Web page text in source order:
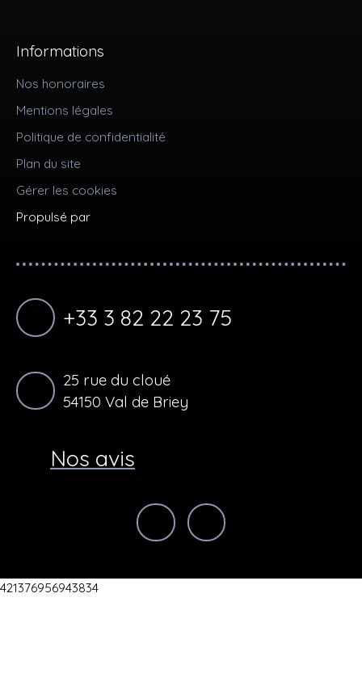
Informations
Nos honoraires
Mentions légales
Politique de confidentialité
Plan du site
Gérer les cookies
Propulsé par
+33 3 82 22 23 75
25 rue du cloué
54150 Val de Briey
Nos avis
421376956943834